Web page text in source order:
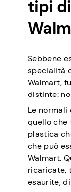
tipi
Sebbene
specialità
Walmart,
distinte:
Le normali
quello che
plastica
che può
Walmart.
ricaricate,
esaurite,